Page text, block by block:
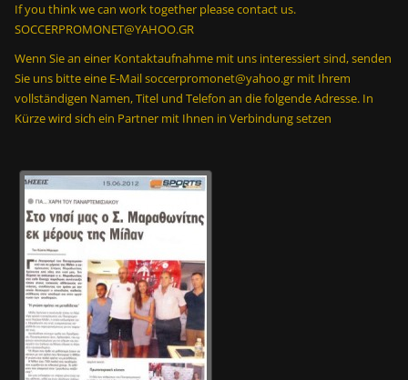
If you think we can work together please contact us.
SOCCERPROMONET@YAHOO.GR
Wenn Sie an einer Kontaktaufnahme mit uns interessiert sind, senden
Sie uns bitte eine E-Mail soccerpromonet@yahoo.gr mit Ihrem
vollständigen Namen, Titel und Telefon an die folgende Adresse. In
Kürze wird sich ein Partner mit Ihnen in Verbindung setzen